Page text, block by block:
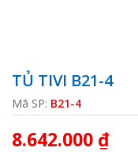
TỦ TIVI B21-4
Mã SP: B21-4
8.642.000 ₫